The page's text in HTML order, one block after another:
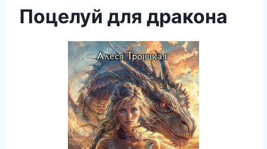
Поцелуй для дракона